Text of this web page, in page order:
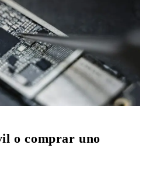
o comprar uno